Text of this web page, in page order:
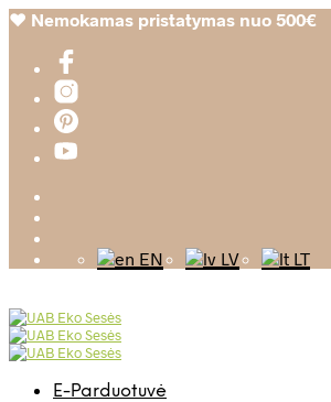
❤️ Nemokamas pristatymas nuo 500€
EN LV LT
E-Parduotuvė